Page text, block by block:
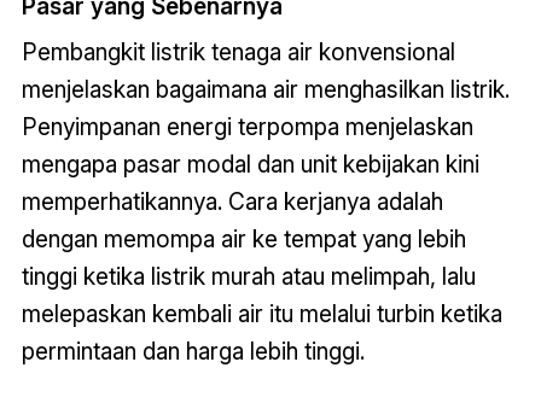
Pasar yang Sebenarnya
Pembangkit listrik tenaga air konvensional
menjelaskan bagaimana air menghasilkan listrik.
Penyimpanan energi terpompa menjelaskan
mengapa pasar modal dan unit kebijakan kini
memperhatikannya. Cara kerjanya adalah
dengan memompa air ke tempat yang lebih
tinggi ketika listrik murah atau melimpah, lalu
melepaskan kembali air itu melalui turbin ketika
permintaan dan harga lebih tinggi.